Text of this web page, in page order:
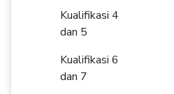
Kualifikasi 4
dan 5
Kualifikasi 6
dan 7